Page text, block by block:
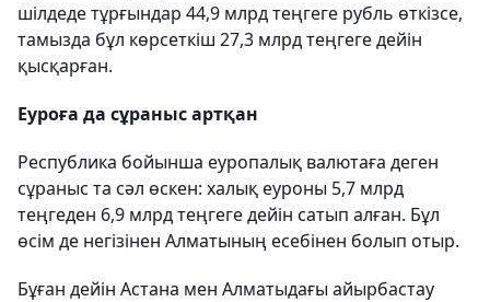
шілдеде тұрғындар 44,9 млрд теңгеге рубль өткізсе,
тамызда бұл көрсеткіш 27,3 млрд теңгеге дейін
қысқарған.
Еуроға да сұраныс артқан
Республика бойынша еуропалық валютаға деген
сұраныс та сәл өскен: халық еуроны 5,7 млрд
теңгеден 6,9 млрд теңгеге дейін сатып алған. Бұл
өсім де негізінен Алматының есебінен болып отыр.
Бұған дейін Астана мен Алматыдағы айырбастау